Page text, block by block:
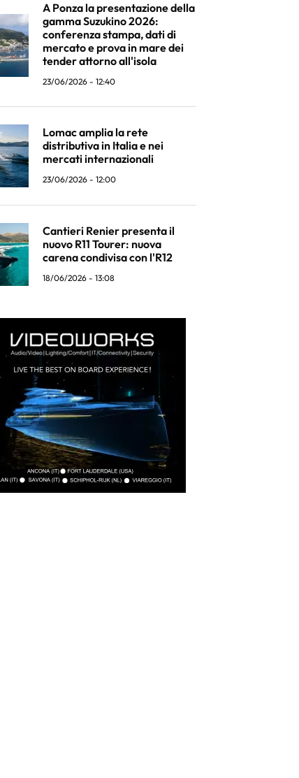
A Ponza la presentazione della
gamma Suzukino 2026:
conferenza stampa, dati di
mercato e prova in mare dei
tender attorno all'isola
23/06/2026 - 12:40
Lomac amplia la rete
distributiva in Italia e nei
mercati internazionali
23/06/2026 - 12:00
Cantieri Renier presenta il
nuovo R11 Tourer: nuova
carena condivisa con l'R12
18/06/2026 - 13:08